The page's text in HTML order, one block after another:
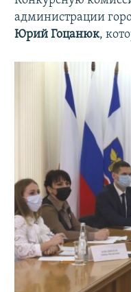
администрации
Юрий Гоцанюк,